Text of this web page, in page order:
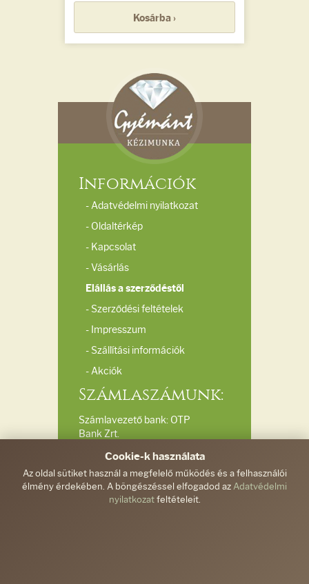
Kosárba ›
Információk
- Adatvédelmi nyilatkozat
- Oldaltérkép
- Kapcsolat
- Vásárlás
Elállás a szerződéstől
- Szerződési feltételek
- Impresszum
- Szállítási információk
- Akciók
Számlaszámunk:
Számlavezető bank: OTP
Bank Zrt.
Bankszámlaszám:
11732040-20039510
Elérhetőségeink:
Ferdinánd és Társa
Cookie-k használata
Az oldal sütiket használ a megfelelő működés és a felhasználói
élmény érdekében. A böngészéssel elfogadod az Adatvédelmi
nyilatkozatfeltételeit.